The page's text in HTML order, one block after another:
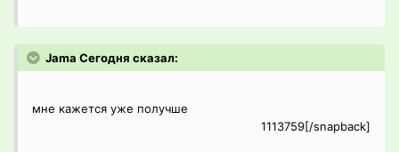
Jama Сегодня сказал:
мне кажется уже получше
1113759[/snapback]